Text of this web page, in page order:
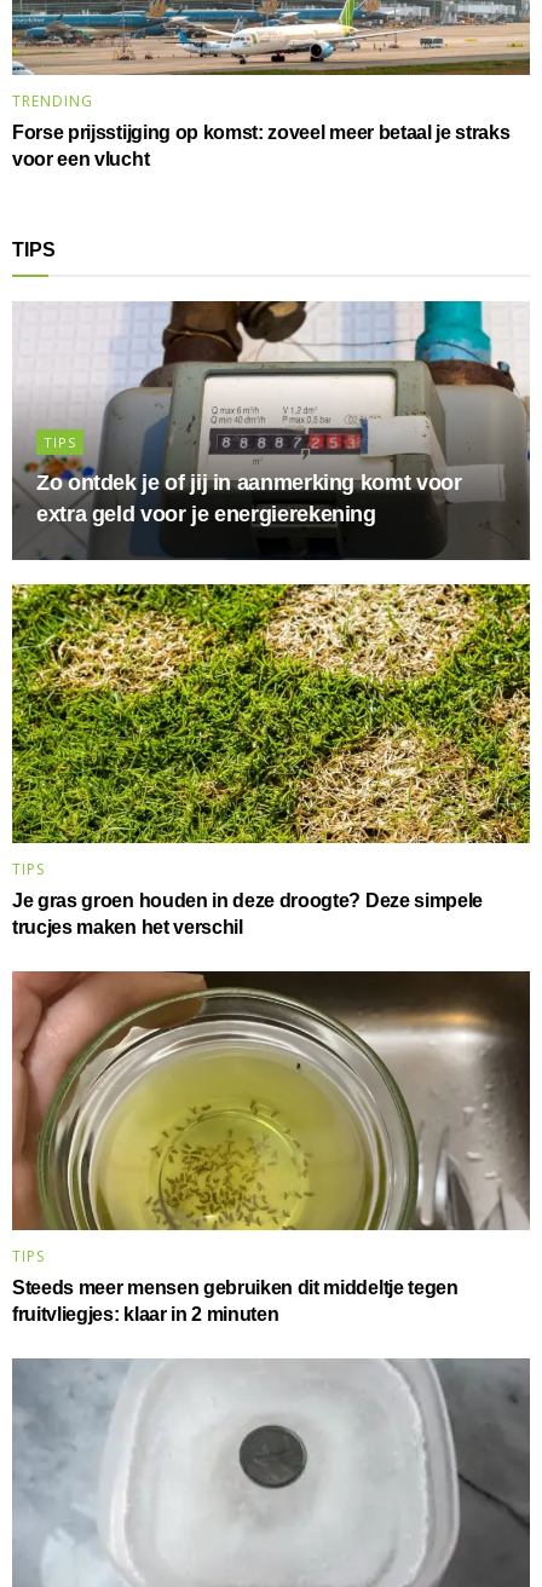
TRENDING
Forse prijsstijging op komst: zoveel meer betaal je straks
voor een vlucht
TIPS
TIPS
Zo ontdek je of jij in aanmerking komt voor
extra geld voor je energierekening
TIPS
Je gras groen houden in deze droogte? Deze simpele
trucjes maken het verschil
TIPS
Steeds meer mensen gebruiken dit middeltje tegen
fruitvliegjes: klaar in 2 minuten